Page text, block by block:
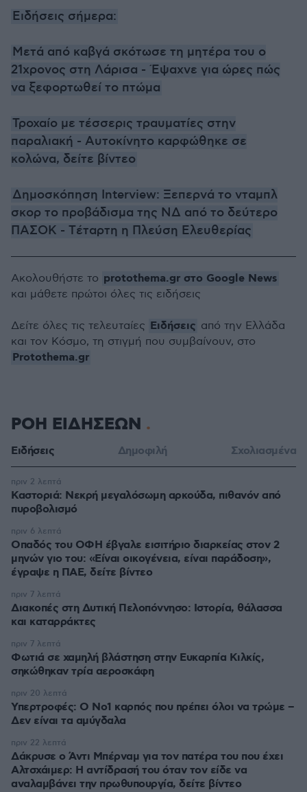
Ειδήσεις σήμερα:
Μετά από καβγά σκότωσε τη μητέρα του ο
21χρονος στη Λάρισα - Έψαχνε για ώρες πώς
να ξεφορτωθεί το πτώμα
Τροχαίο με τέσσερις τραυματίες στην
παραλιακή - Αυτοκίνητο καρφώθηκε σε
κολώνα, δείτε βίντεο
Δημοσκόπηση Interview: Ξεπερνά το νταμπλ
σκορ το προβάδισμα της ΝΔ από το δεύτερο
ΠΑΣΟΚ - Tέταρτη η Πλεύση Ελευθερίας
Ακολουθήστε το protothema.gr στο Google News
και μάθετε πρώτοι όλες τις ειδήσεις
Δείτε όλες τις τελευταίες Ειδήσεις από την Ελλάδα
και τον Κόσμο, τη στιγμή που συμβαίνουν, στο
Protothema.gr
ΡΟΗ ΕΙΔΗΣΕΩΝ
Ειδήσεις Δημοφιλή Σχολιασμένα
Καστοριά: Νεκρή μεγαλόσωμη αρκούδα, πιθανόν από
πυροβολισμό
πριν 2 λεπτά
Οπαδός του ΟΦΗ έβγαλε εισιτήριο διαρκείας στον 2
μηνών γιο του: «Είναι οικογένεια, είναι παράδοση»,
έγραψε η ΠΑΕ, δείτε βίντεο
πριν 6 λεπτά
Διακοπές στη Δυτική Πελοπόννησο: Ιστορία, θάλασσα
και καταρράκτες
πριν 7 λεπτά
Φωτιά σε χαμηλή βλάστηση στην Ευκαρπία Κιλκίς,
σηκώθηκαν τρία αεροσκάφη
πριν 7 λεπτά
Υπερτροφές: Ο Νο1 καρπός που πρέπει όλοι να τρώμε –
Δεν είναι τα αμύγδαλα
πριν 20 λεπτά
Δάκρυσε ο Άντι Μπέρναμ για τον πατέρα του που έχει
Αλτσχάιμερ: Η αντίδρασή του όταν τον είδε να
αναλαμβάνει την πρωθυπουργία, δείτε βίντεο
πριν 22 λεπτά